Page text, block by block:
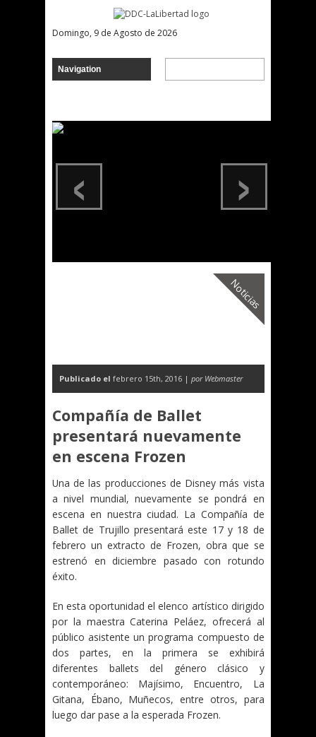
Domingo, 9 de Agosto de 2026
›
‹
Noticias
Publicado el febrero 15th, 2016 | por Webmaster
Compañía de Ballet
presentará nuevamente
en escena Frozen
Una de las producciones de Disney más vista
a nivel mundial, nuevamente se pondrá en
escena en nuestra ciudad. La Compañía de
Ballet de Trujillo presentará este 17 y 18 de
febrero un extracto de Frozen, obra que se
estrenó en diciembre pasado con rotundo
éxito.
En esta oportunidad el elenco artístico dirigido
por la maestra Caterina Peláez, ofrecerá al
público asistente un programa compuesto de
dos partes, en la primera se exhibirá
diferentes ballets del género clásico y
contemporáneo: Majísimo, Encuentro, La
Gitana, Ébano, Muñecos, entre otros, para
luego dar pase a la esperada Frozen.